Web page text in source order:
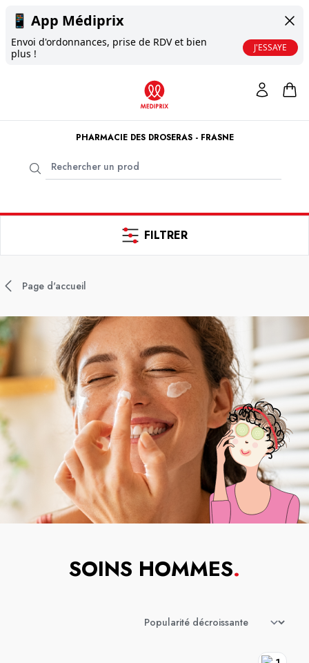
📱 App Médiprix
Envoi d'ordonnances, prise de RDV et bien
plus !
J'ESSAYE
PHARMACIE DES DROSERAS - FRASNE
FILTRER
Page d'accueil
SOINS HOMMES.